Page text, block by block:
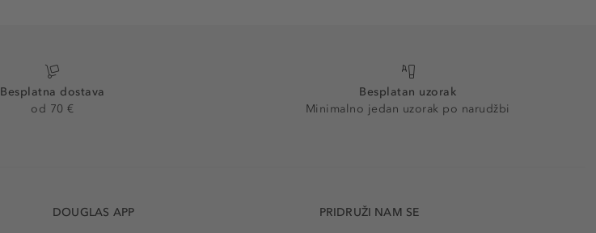
Besplatna dostava
od 70 €
Besplatan uzorak
Minimalno jedan uzorak po narudžbi
DOUGLAS APP PRIDRUŽI NAM SE